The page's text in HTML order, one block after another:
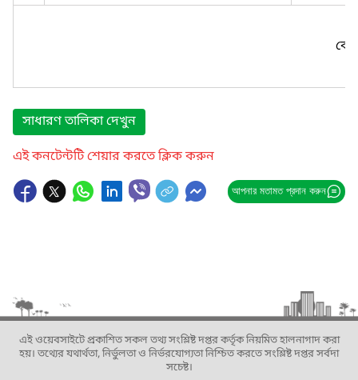
সাধারণ তালিকা দেখুন
এই কনটেন্টটি শেয়ার করতে ক্লিক করুন
আপনার মতামত প্রদান করুন
এই ওয়েবসাইটে প্রকাশিত সকল তথ্য সংশ্লিষ্ট দপ্তর কর্তৃক নিয়মিত হালনাগাদ করা
হয়। তথ্যের যথার্থতা, নির্ভুলতা ও নির্ভরযোগ্যতা নিশ্চিত করতে সংশ্লিষ্ট দপ্তর সর্বদা
সচেষ্ট।